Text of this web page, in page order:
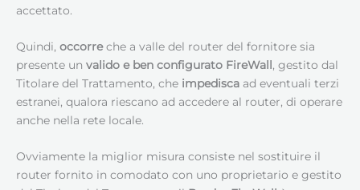
accettato.
Quindi, occorreche a valle del router del fornitore sia
presente un valido e ben configurato FireWall , gestito dal
Titolare del Trattamento, che impedisca ad eventuali terzi
estranei, qualora riescano ad accedere al router, di operare
anche nella rete locale.
Ovviamente la miglior misura consiste nel sostituire il
router fornito in comodato con uno proprietario e gestito